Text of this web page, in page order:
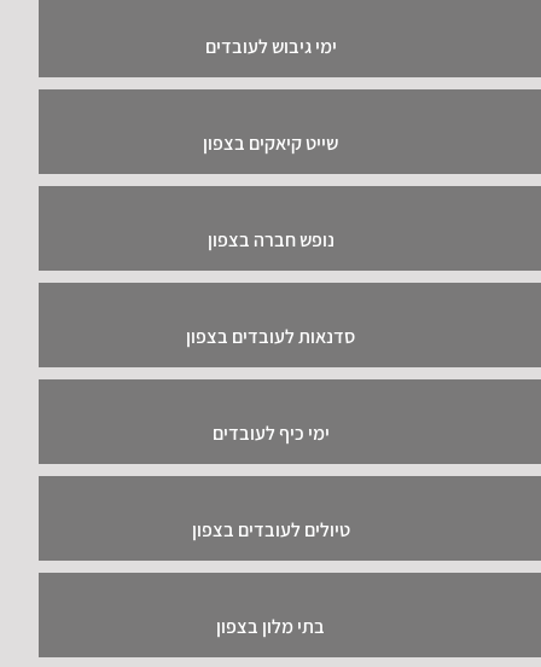
ימי גיבוש לעובדים
שייט קיאקים בצפון
נופש חברה בצפון
סדנאות לעובדים בצפון
ימי כיף לעובדים
טיולים לעובדים בצפון
בתי מלון בצפון